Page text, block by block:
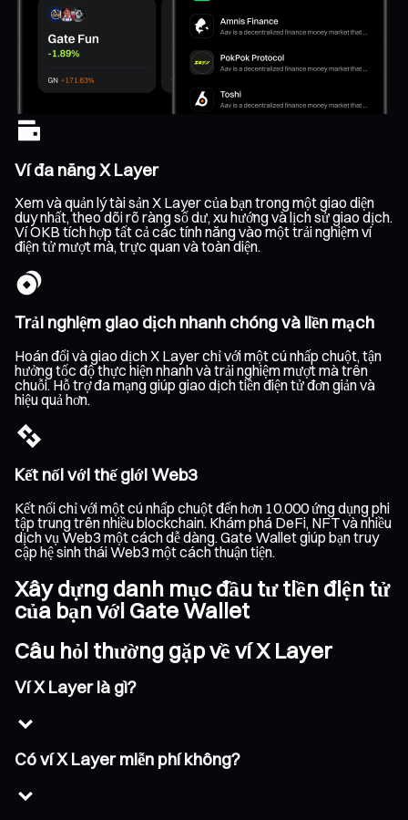
Ví đa năng X Layer
Xem và quản lý tài sản X Layer của bạn trong một giao diện
duy nhất, theo dõi rõ ràng số dư, xu hướng và lịch sử giao dịch.
Ví OKB tích hợp tất cả các tính năng vào một trải nghiệm ví
điện tử mượt mà, trực quan và toàn diện.
Trải nghiệm giao dịch nhanh chóng và liền mạch
Hoán đổi và giao dịch X Layer chỉ với một cú nhấp chuột, tận
hưởng tốc độ thực hiện nhanh và trải nghiệm mượt mà trên
chuỗi. Hỗ trợ đa mạng giúp giao dịch tiền điện tử đơn giản và
hiệu quả hơn.
Kết nối với thế giới Web3
Kết nối chỉ với một cú nhấp chuột đến hơn 10.000 ứng dụng phi
tập trung trên nhiều blockchain. Khám phá DeFi, NFT và nhiều
dịch vụ Web3 một cách dễ dàng. Gate Wallet giúp bạn truy
cập hệ sinh thái Web3 một cách thuận tiện.
Xây dựng danh mục đầu tư tiền điện tử
của bạn với Gate Wallet
Câu hỏi thường gặp về ví X Layer
Ví X Layer là gì?
Có ví X Layer miễn phí không?